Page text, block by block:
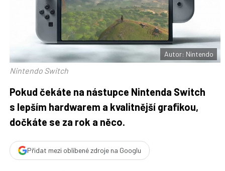
b
o
o
k
X
Autor: Nintendo
Nintendo Switch
Pokud čekáte na nástupce Nintenda Switch
s lepším hardwarem a kvalitnější grafikou,
dočkáte se za rok a něco.
Přidat mezi oblíbené zdroje na Googlu